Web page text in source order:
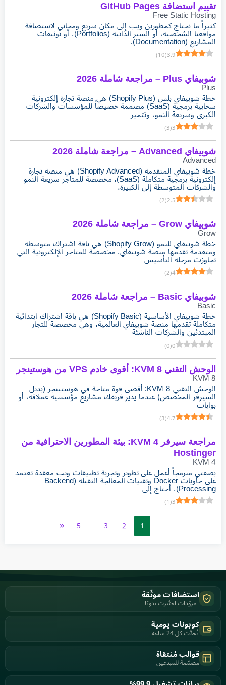
تقييم استضافة GitHub Pages
Free Static Hosting
كثيراً ما نحتاج كمطورين ويب إلى مكان سريع ومجاني لاستضافة
مواقعنا الشخصية، أو السير الذاتية (Portfolios)، أو توثيقات
المشاريع (Documentation).
3.9
(
10
)
شوبيفاي Plus – مراجعة شاملة 2026
Plus
خطة شوبيفاي بلس (Shopify Plus) هي منصة تجارة إلكترونية
سحابية برمجية (SaaS) مصممة خصيصاً للمؤسسات والشركات
الكبرى وسريعة النمو، وتتميز
3
(
3
)
شوبيفاي Advanced – مراجعة شاملة 2026
Advanced
خطة شوبيفاي المتقدمة (Shopify Advanced) هي منصة تجارة
إلكترونية برمجية متكاملة (SaaS)، مخصصة للمتاجر سريعة النمو
والشركات المتوسطة إلى الكبيرة،
2.5
(
2
)
شوبيفاي Grow – مراجعة شاملة 2026
Grow
خطة شوبيفاي للنمو (Shopify Grow) هي باقة اشتراك متوسطة
ومتقدمة تقدمها منصة شوبيفاي، مخصصة للمتاجر الإلكترونية التي
تجاوزت مرحلة التأسيس
4
(
2
)
شوبيفاي Basic – مراجعة شاملة 2026
Basic
خطة شوبيفاي الأساسية (Shopify Basic) هي باقة اشتراك ابتدائية
متكاملة تقدمها منصة شوبيفاي العالمية، وهي مخصصة للتجار
المبتدئين والشركات الناشئة
0
(
0
)
الوحش التقني KVM 8: أقوى خادم VPS من هوستينجر
KVM 8
الوحش التقني KVM 8: أقصى قوة متاحة في هوستينجر (بديل
السيرفر المخصص) عندما يدير فريقك مشاريع مؤسسية عملاقة، أو
بوابات
4.7
(
3
)
مراجعة سيرفر KVM 4: بيئة المطورين الاحترافية من
Hostinger
KVM 4
بصفتي مبرمجاً أعمل على تطوير وتجربة تطبيقات ويب معقدة تعتمد
على حاويات Docker وتقنيات المعالجة الثقيلة (Backend
Processing)، أحتاج إلى
3
(
1
)
1
2
3
…
5
استضافات موثّقة
مزوّدات اختُبرت يدويًا
كوبونات يومية
تُحدَّث كل 24 ساعة
قوالب مُنتقاة
مصمّمة للمبدعين